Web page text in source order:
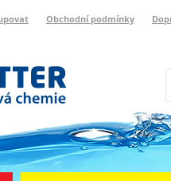
Obchodní podmínky